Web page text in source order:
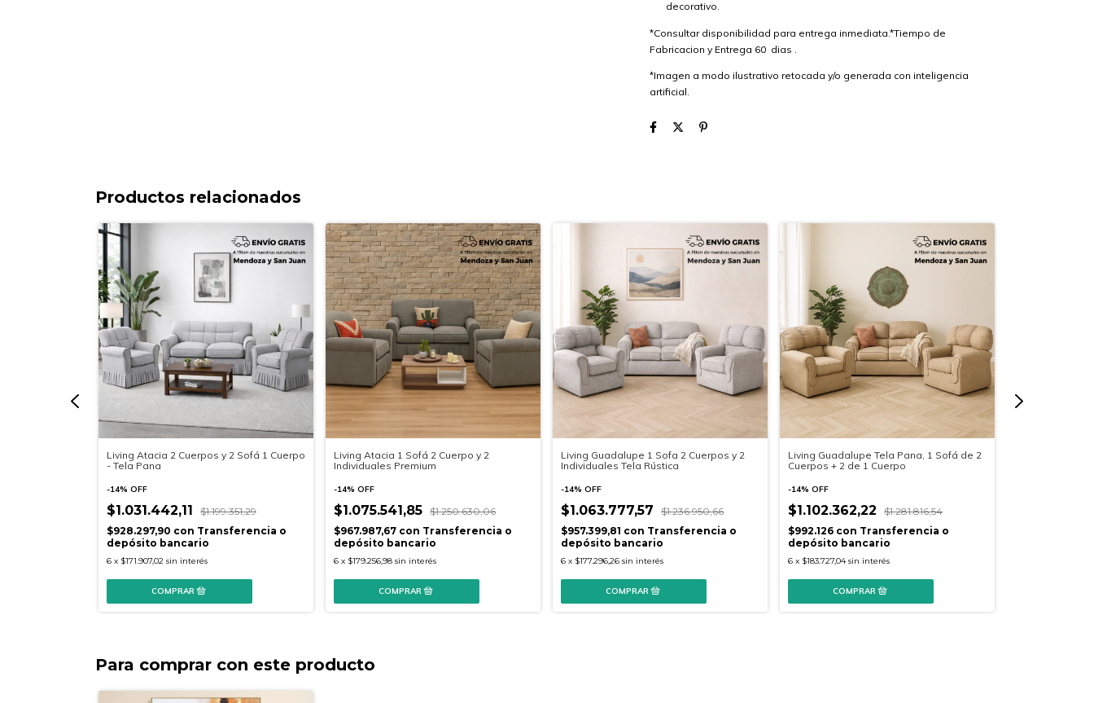
decorativo.
*Consultar disponibilidad para entrega inmediata.*Tiempo de
Fabricacion y Entrega 60 dias .
*Imagen a modo ilustrativo retocada y/o generada con inteligencia
artificial.
Productos relacionados
Living Atacia 2 Cuerpos y 2 Sofá 1 Cuerpo
- Tela Pana
-14% OFF
$1.031.442,11
$1.199.351,29
$928.297,90 con Transferencia o
depósito bancario
6 x $171.907,02 sin interés
Living Atacia 1 Sofá 2 Cuerpo y 2
Individuales Premium
-14% OFF
$1.075.541,85 $1.250.630,06
$967.987,67 con Transferencia o
depósito bancario
6 x $179.256,98 sin interés
Living Guadalupe 1 Sofa 2 Cuerpos y 2
Individuales Tela Rústica
-14% OFF
$1.063.777,57
$1.236.950,66
$957.399,81 con Transferencia o
depósito bancario
6 x $177.296,26 sin interés
Living Guadalupe Tela Pana, 1 Sofá de 2
Cuerpos + 2 de 1 Cuerpo
-14% OFF
$1.102.362,22
$1.281.816,54
$992.126 con Transferencia o
depósito bancario
6 x $183.727,04 sin interés
Para comprar con este producto